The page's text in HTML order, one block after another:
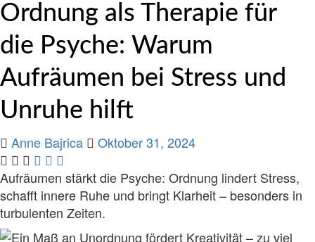
Ordnung als Therapie für
die Psyche: Warum
Aufräumen bei Stress und
Unruhe hilft
Anne Bajrica
Oktober 31, 2024
Aufräumen stärkt die Psyche: Ordnung lindert Stress,
schafft innere Ruhe und bringt Klarheit – besonders in
turbulenten Zeiten.